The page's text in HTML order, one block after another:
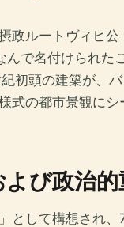
政ルートヴィヒ
んで名付けられた
初頭の建築が、
式の都市景観にシ
び政治
として構想され